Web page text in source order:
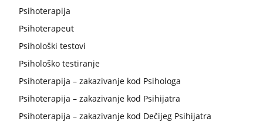
Psihoterapija
Psihoterapeut
Psihološki testovi
Psihološko testiranje
Psihoterapija – zakazivanje kod Psihologa
Psihoterapija – zakazivanje kod Psihijatra
Psihoterapija – zakazivanje kod Dečijeg Psihijatra